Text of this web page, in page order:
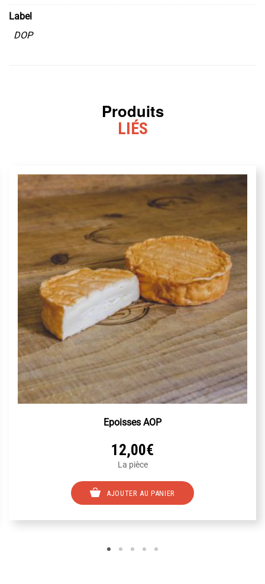
Label
DOP
Produits
LIÉS
Epoisses AOP
12,00€
La pièce
AJOUTER AU PANIER